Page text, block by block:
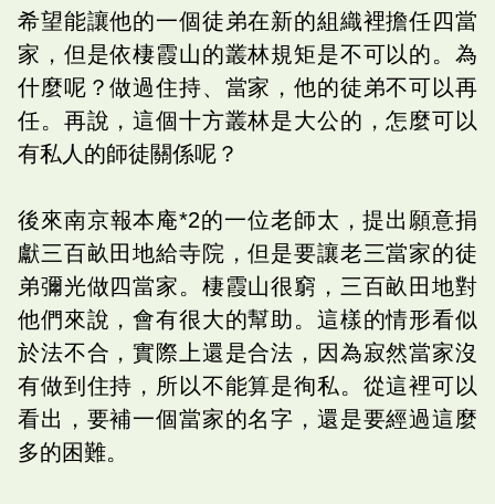
希望能讓他的一個徒弟在新的組織裡擔任四當
家，但是依棲霞山的叢林規矩是不可以的。為
什麼呢？做過住持、當家，他的徒弟不可以再
任。再說，這個十方叢林是大公的，怎麼可以
有私人的師徒關係呢？
後來南京報本庵*2的一位老師太，提出願意捐
獻三百畝田地給寺院，但是要讓老三當家的徒
弟彌光做四當家。棲霞山很窮，三百畝田地對
他們來說，會有很大的幫助。這樣的情形看似
於法不合，實際上還是合法，因為寂然當家沒
有做到住持，所以不能算是徇私。從這裡可以
看出，要補一個當家的名字，還是要經過這麼
多的困難。